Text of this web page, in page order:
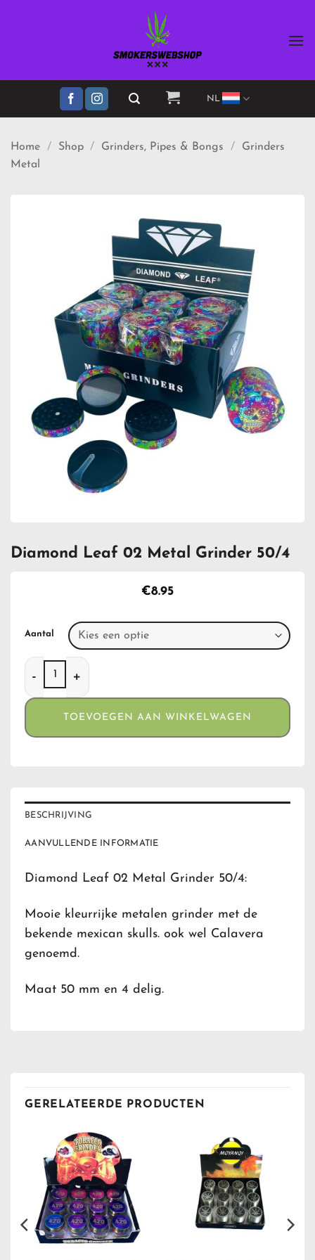
NL
Home / Shop / Grinders, Pipes & Bongs /
Grinders
Metal
Diamond Leaf 02 Metal Grinder 50/4
€8.95
Aantal
Diamond Leaf 02 Metal Grinder 50/4 aantal
TOEVOEGEN AAN WINKELWAGEN
BESCHRIJVING
AANVULLENDE INFORMATIE
Diamond Leaf 02 Metal Grinder 50/4:
Mooie kleurrijke metalen grinder met de
bekende mexican skulls. ook wel Calavera
genoemd.
Maat 50 mm en 4 delig.
GERELATEERDE PRODUCTEN